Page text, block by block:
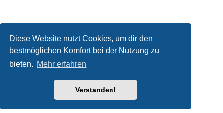
Diese Website nutzt Cookies, um dir den
bestmöglichen Komfort bei der Nutzung zu
bieten. Mehr erfahren
Verstanden!